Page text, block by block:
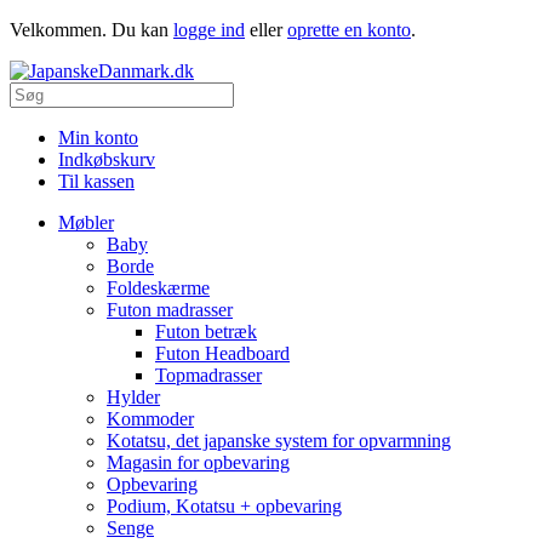
Velkommen. Du kan logge ind elleroprette en konto.
Min konto
Indkøbskurv
Til kassen
Møbler
Baby
Borde
Foldeskærme
Futon madrasser
Futon betræk
Futon Headboard
Topmadrasser
Hylder
Kommoder
Kotatsu, det japanske system for opvarmning
Magasin for opbevaring
Opbevaring
Podium, Kotatsu + opbevaring
Senge